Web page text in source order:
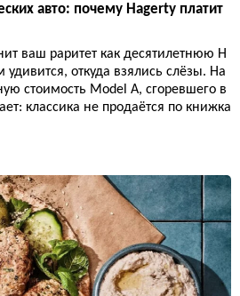
авто: почему Hagerty платит
ваш раритет как десятилетнюю H
откуда взялись слёзы. Ha
стоимость Model A, сгоревшего в
классика не продаётся по книжка